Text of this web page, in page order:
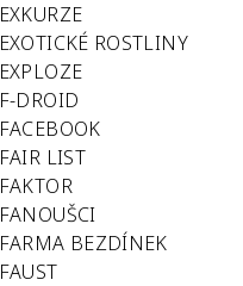
EXKURZE
EXOTICKÉ ROSTLINY
EXPLOZE
F-DROID
FACEBOOK
FAIR LIST
FAKTOR
FANOUŠCI
FARMA BEZDÍNEK
FAUST